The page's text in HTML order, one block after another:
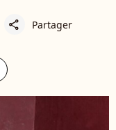
share Partager